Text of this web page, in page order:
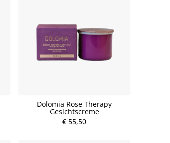
Dolomia Rose Therapy
Gesichtscreme
€ 55,50